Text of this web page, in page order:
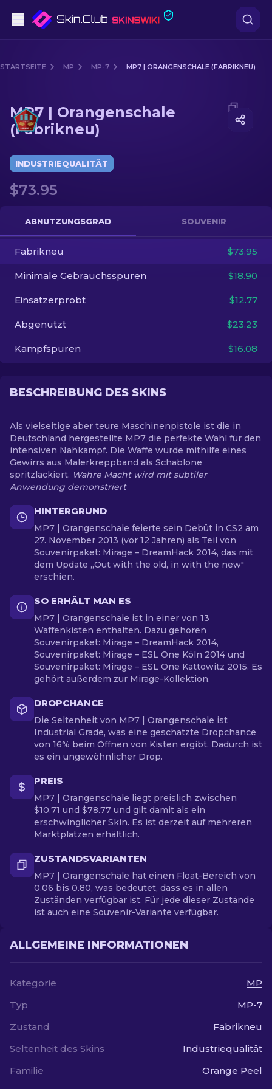
Gewehr
Messer
Kisten
DE
STARTSEITE MP MP-7 MP7 | ORANGENSCHALE (FABRIKNEU)
Media of MP7 | Orangenschale (Fabrikneu)
MP7 | Orangenschale
(Fabrikneu)
INDUSTRIEQUALITÄT
$73.95
ABNUTZUNGSGRAD SOUVENIR
Fabrikneu $73.95
Minimale Gebrauchsspuren $18.90
Einsatzerprobt $12.77
Abgenutzt $23.23
Kampfspuren $16.08
BESCHREIBUNG DES SKINS
Als vielseitige aber teure Maschinenpistole ist die in
Deutschland hergestellte MP7 die perfekte Wahl für den
intensiven Nahkampf. Die Waffe wurde mithilfe eines
Gewirrs aus Malerkreppband als Schablone
spritzlackiert. Wahre Macht wird mit subtiler
Anwendung demonstriert
HINTERGRUND
MP7 | Orangenschale feierte sein Debüt in CS2 am
27. November 2013 (vor 12 Jahren) als Teil von
Souvenirpaket: Mirage – DreamHack 2014, das mit
dem Update „Out with the old, in with the new"
erschien.
SO ERHÄLT MAN ES
MP7 | Orangenschale ist in einer von 13
Waffenkisten enthalten. Dazu gehören
Souvenirpaket: Mirage – DreamHack 2014,
Souvenirpaket: Mirage – ESL One Köln 2014 und
Souvenirpaket: Mirage – ESL One Kattowitz 2015. Es
gehört außerdem zur Mirage-Kollektion.
DROPCHANCE
Die Seltenheit von MP7 | Orangenschale ist
Industrial Grade, was eine geschätzte Dropchance
von 16% beim Öffnen von Kisten ergibt. Dadurch ist
es ein ungewöhnlicher Drop.
PREIS
MP7 | Orangenschale liegt preislich zwischen
$10.71 und $78.77 und gilt damit als ein
erschwinglicher Skin. Es ist derzeit auf mehreren
Marktplätzen erhältlich.
ZUSTANDSVARIANTEN
MP7 | Orangenschale hat einen Float-Bereich von
0.06 bis 0.80, was bedeutet, dass es in allen
Zuständen verfügbar ist. Für jede dieser Zustände
ist auch eine Souvenir-Variante verfügbar.
ALLGEMEINE INFORMATIONEN
Kategorie
MP
Typ
MP-7
Zustand
Fabrikneu
Seltenheit des Skins
Industriequalität
Familie
Orange Peel